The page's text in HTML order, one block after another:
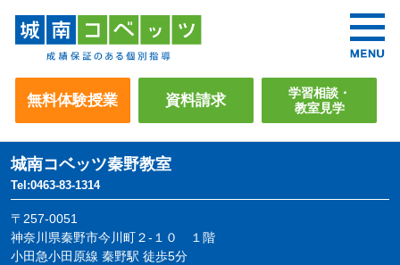
無料体験授業 資料請求
学習相談・
教室見学
城南コベッツ秦野教室
Tel:0463-83-1314
〒257-0051
神奈川県秦野市今川町２-１０ １階
小田急小田原線 秦野駅 徒歩5分